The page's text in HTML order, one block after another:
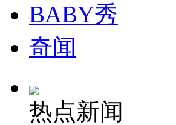
纽约上演“枕头大战”
司机酒驾遇交警 急速倒车逃窜
BABY秀
奇闻
热点新闻